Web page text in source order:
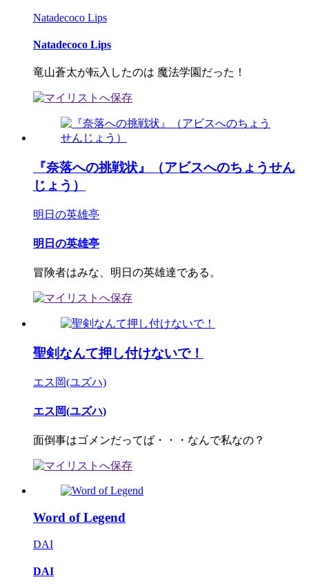
Natadecoco Lips
Natadecoco Lips
竜山蒼太が転入したのは 魔法学園だった！
『奈落への挑戦状』（アビスへのちょうせん
じょう）
明日の英雄亭
明日の英雄亭
冒険者はみな、明日の英雄達である。
聖剣なんて押し付けないで！
エス岡(ユズハ)
エス岡(ユズハ)
面倒事はゴメンだってば・・・なんで私なの？
Word of Legend
DAI
DAI